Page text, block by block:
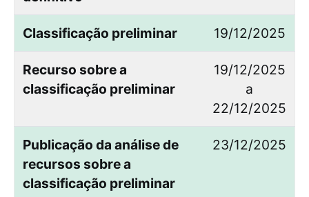
Classificação preliminar 19/12/2025
Recurso sobre a
classificação preliminar
19/12/2025
a
22/12/2025
Publicação da análise de
recursos sobre a
classificação preliminar
23/12/2025